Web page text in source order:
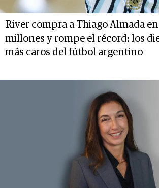
River compra a Thiago Almada en
millones y rompe el récord: los
más caros del fútbol argentino